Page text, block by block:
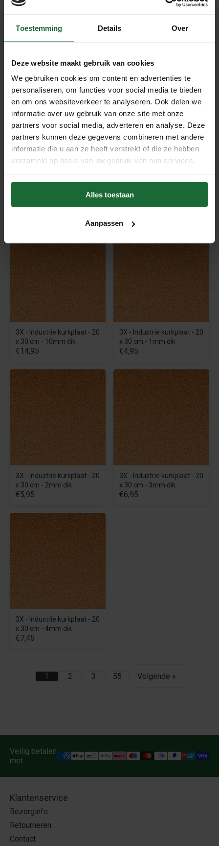
Toestemming Details Over
Deze website maakt gebruik van cookies
We gebruiken cookies om content en advertenties te
personaliseren, om functies voor social media te bieden
en om ons websiteverkeer te analyseren. Ook delen we
informatie over uw gebruik van onze site met onze
partners voor social media, adverteren en analyse. Deze
partners kunnen deze gegevens combineren met andere
informatie die u aan ze heeft verstrekt of die ze hebben
verzameld op basis van uw gebruik van hun services.
Alles toestaan
Aanpassen
€14,95
Sale
Design Intarsio - 60 x 60
€33,95 €29,95
Bebop - per 4,59m²
€295,00
3X - Industrie kurkplaat - 20
x 30 cm - 10mm dik
€14,95
3X - Industrie kurkplaat - 20
x 30 cm - 1mm dik
€4,95
3X - Industrie kurkplaat - 20
x 30 cm - 2mm dik
€5,95
3X - Industrie kurkplaat - 20
x 30 cm - 3mm dik
€6,95
3X - Industrie kurkplaat - 20
x 30 cm - 4mm dik
€7,45
1 2 3 55 Volgende »
Veilig betalen
met:
Klantenservice
Bezorginfo
Retourneren
Contact